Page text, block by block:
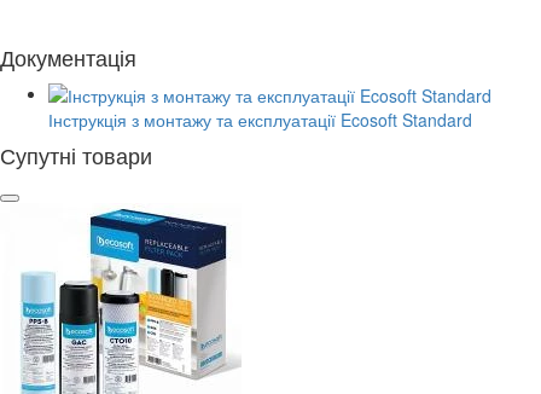
Документація
Інструкція з монтажу та експлуатації Ecosoft Standard
Супутні товари